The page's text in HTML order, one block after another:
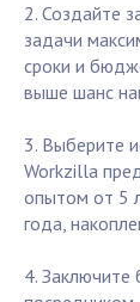
2. Создайте
задачи
сроки и
выше шанс
3. Выберите
Workzilla
опытом от 5
года,
4. Заключите